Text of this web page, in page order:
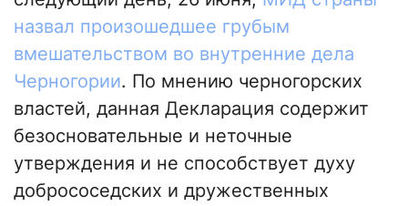
назвал произошедшее грубым
вмешательством во внутренние дела
Черногории. По мнению черногорских
властей, данная Декларация содержит
безосновательные и неточные
утверждения и не способствует духу
добрососедских и дружественных